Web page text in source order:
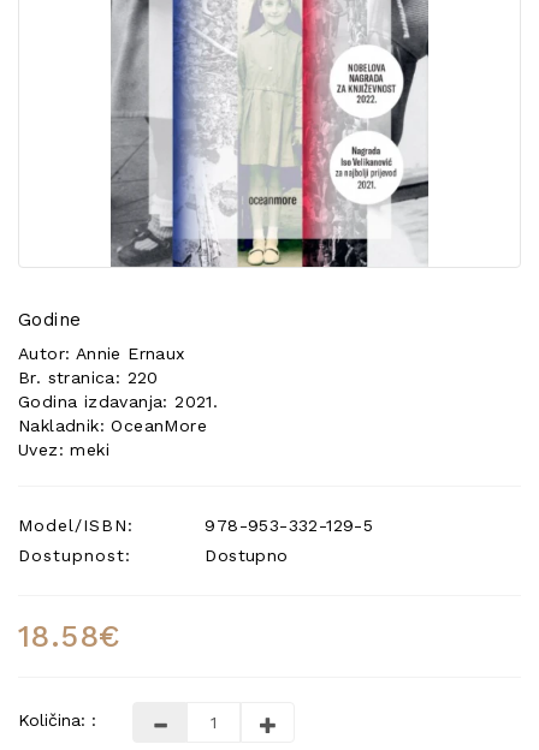
Godine
Autor: Annie Ernaux
Br. stranica: 220
Godina izdavanja: 2021.
Nakladnik: OceanMore
Uvez: meki
Model/ISBN:
978-953-332-129-5
Dostupnost:
Dostupno
18.58€
Količina: :